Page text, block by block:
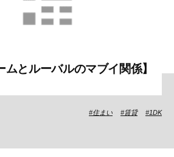
ムとルーバルのマブイ関係】
住まい 賃貸 1DK